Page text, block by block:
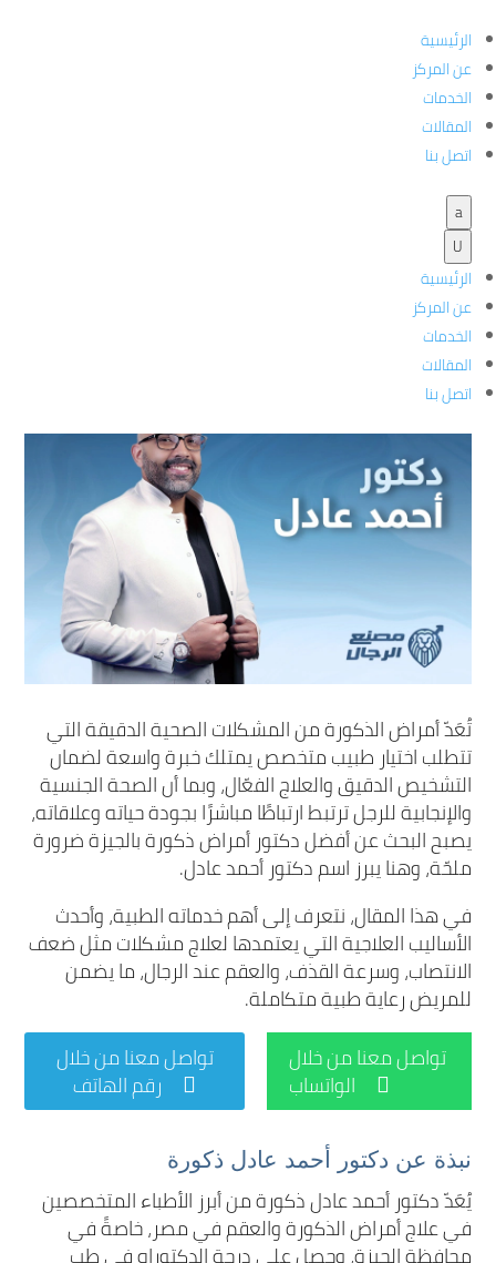
الرئيسية
عن المركز
الخدمات
المقالات
اتصل بنا
a
U
الرئيسية
عن المركز
الخدمات
المقالات
اتصل بنا
الخدمات الطبية التي يقدمها دكتور أحمد عادل
تُعَدّ أمراض الذكورة من المشكلات الصحية الدقيقة التي
تتطلب اختيار طبيب متخصص يمتلك خبرة واسعة لضمان
التشخيص الدقيق والعلاج الفعّال، وبما أن الصحة الجنسية
والإنجابية للرجل ترتبط ارتباطًا مباشرًا بجودة حياته وعلاقاته،
يصبح البحث عن أفضل دكتور أمراض ذكورة بالجيزة ضرورة
ملحّة، وهنا يبرز اسم دكتور أحمد عادل.
في هذا المقال، نتعرف إلى أهم خدماته الطبية، وأحدث
الأساليب العلاجية التي يعتمدها لعلاج مشكلات مثل ضعف
الانتصاب، وسرعة القذف، والعقم عند الرجال، ما يضمن
للمريض رعاية طبية متكاملة.
تواصل معنا من خلال
رقم الهاتف 
تواصل معنا من خلال
الواتساب 
نبذة عن دكتور أحمد عادل ذكورة
يُعَدّ دكتور أحمد عادل ذكورة من أبرز الأطباء المتخصصين
في علاج أمراض الذكورة والعقم في مصر، خاصةً في
محافظة الجيزة، وحصل على درجة الدكتوراه في طب